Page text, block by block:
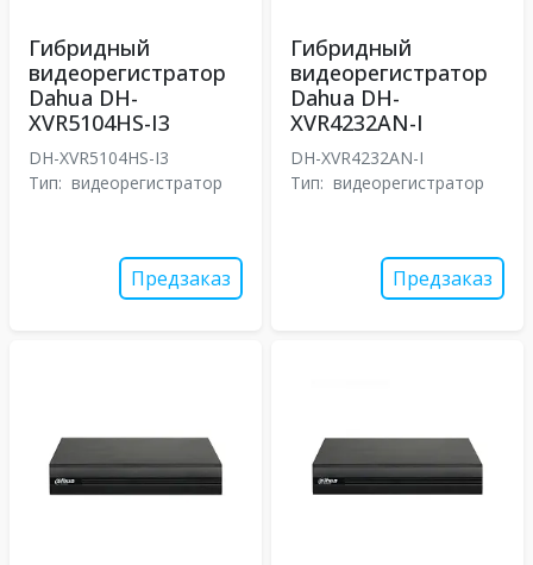
Гибридный
видеорегистратор
Dahua DH-
XVR5104HS-I3
DH-XVR5104HS-I3
Тип: видеорегистратор
Предзаказ
Гибридный
видеорегистратор
Dahua DH-
XVR4232AN-I
DH-XVR4232AN-I
Тип: видеорегистратор
Предзаказ